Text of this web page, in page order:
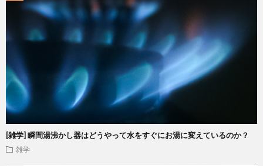
[雑学] 瞬間湯沸かし器はどうやって水をすぐにお湯に変えているのか？
雑学